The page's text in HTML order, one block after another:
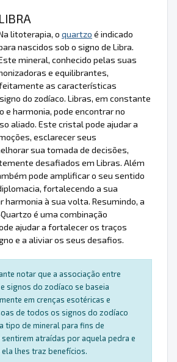
LIBRA
litoterapia, o quartzo é indicado
nascidos sob o signo de Libra.
mineral, conhecido pelas suas
e equilibrantes,
as características
do zodíaco. Libras, em constante
e harmonia, pode encontrar no
aliado. Este cristal pode ajudar a
esclarecer seus
sua tomada de decisões,
desafiados em Libras. Além
pode amplificar o seu sentido
fortalecendo a sua
harmonia à sua volta. Resumindo, a
é uma combinação
ajudar a fortalecer os traços
e a aliviar os seus desafios.
notar que a associação entre
signos do zodíaco se baseia
em crenças esotéricas e
de todos os signos do zodíaco
tipo de mineral para fins de
atraídas por aquela pedra e
lhes traz benefícios.